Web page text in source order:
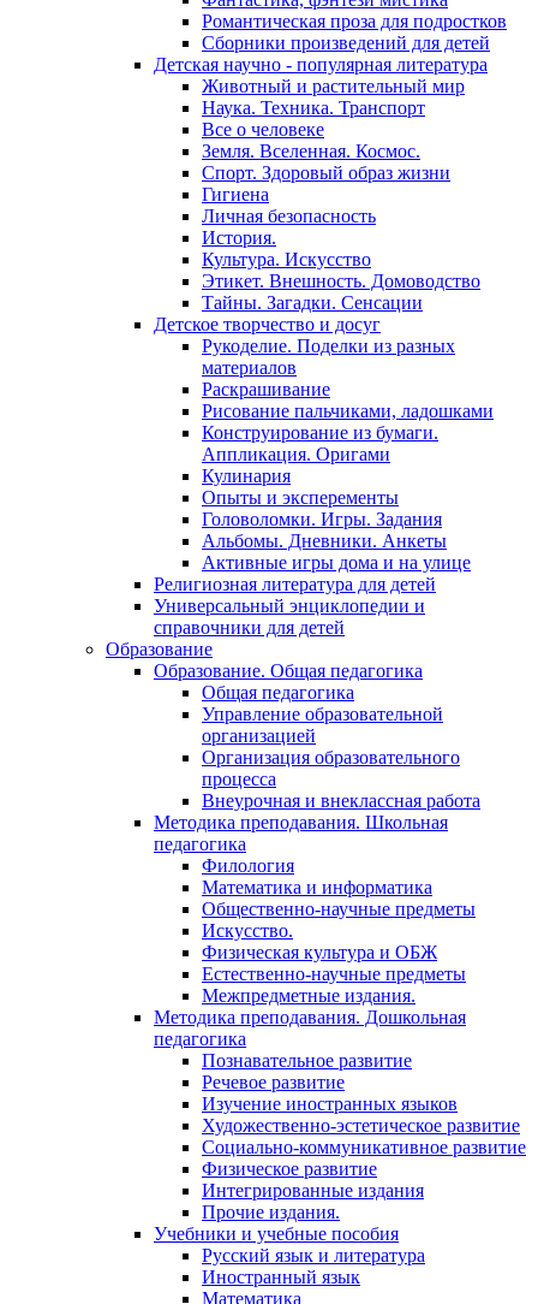
Романтическая проза для подростков
Сборники произведений для детей
Детская научно - популярная литература
Животный и растительный мир
Наука. Техника. Транспорт
Все о человеке
Земля. Вселенная. Космос.
Спорт. Здоровый образ жизни
Гигиена
Личная безопасность
История.
Культура. Искусство
Этикет. Внешность. Домоводство
Тайны. Загадки. Сенсации
Детское творчество и досуг
Рукоделие. Поделки из разных
материалов
Раскрашивание
Рисование пальчиками, ладошками
Конструирование из бумаги.
Аппликация. Оригами
Кулинария
Опыты и эксперементы
Головоломки. Игры. Задания
Альбомы. Дневники. Анкеты
Активные игры дома и на улице
Религиозная литература для детей
Универсальный энциклопедии и
справочники для детей
Образование
Образование. Общая педагогика
Общая педагогика
Управление образовательной
организацией
Организация образовательного
процесса
Внеурочная и внеклассная работа
Методика преподавания. Школьная
педагогика
Филология
Математика и информатика
Общественно-научные предметы
Искусство.
Физическая культура и ОБЖ
Естественно-научные предметы
Межпредметные издания.
Методика преподавания. Дошкольная
педагогика
Познавательное развитие
Речевое развитие
Изучение иностранных языков
Художественно-эстетическое развитие
Социально-коммуникативное развитие
Физическое развитие
Интегрированные издания
Прочие издания.
Учебники и учебные пособия
Русский язык и литература
Иностранный язык
Математика